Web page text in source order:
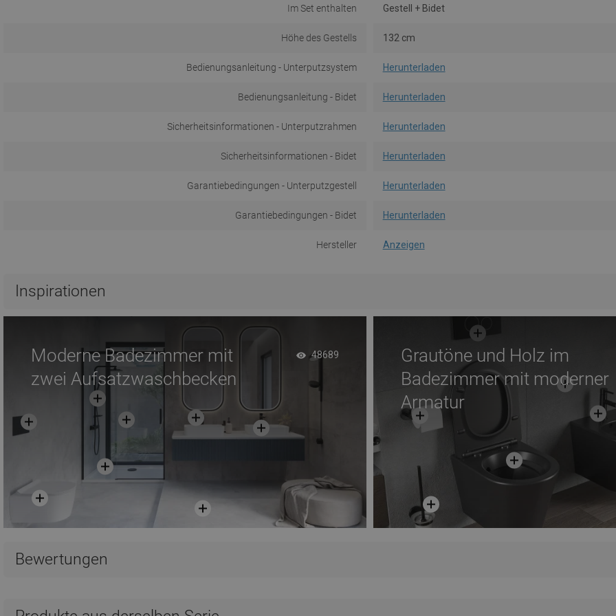
Im Set enthalten Gestell + Bidet
Höhe des Gestells 132 cm
Bedienungsanleitung - Unterputzsystem Herunterladen
Bedienungsanleitung - Bidet Herunterladen
Sicherheitsinformationen - Unterputzrahmen Herunterladen
Sicherheitsinformationen - Bidet Herunterladen
Garantiebedingungen - Unterputzgestell Herunterladen
Garantiebedingungen - Bidet Herunterladen
Hersteller Anzeigen
Inspirationen
Moderne Badezimmer mit
zwei Aufsatzwaschbecken
48689
Grautöne und Holz im
Badezimmer mit moderner
Armatur
Bewertungen